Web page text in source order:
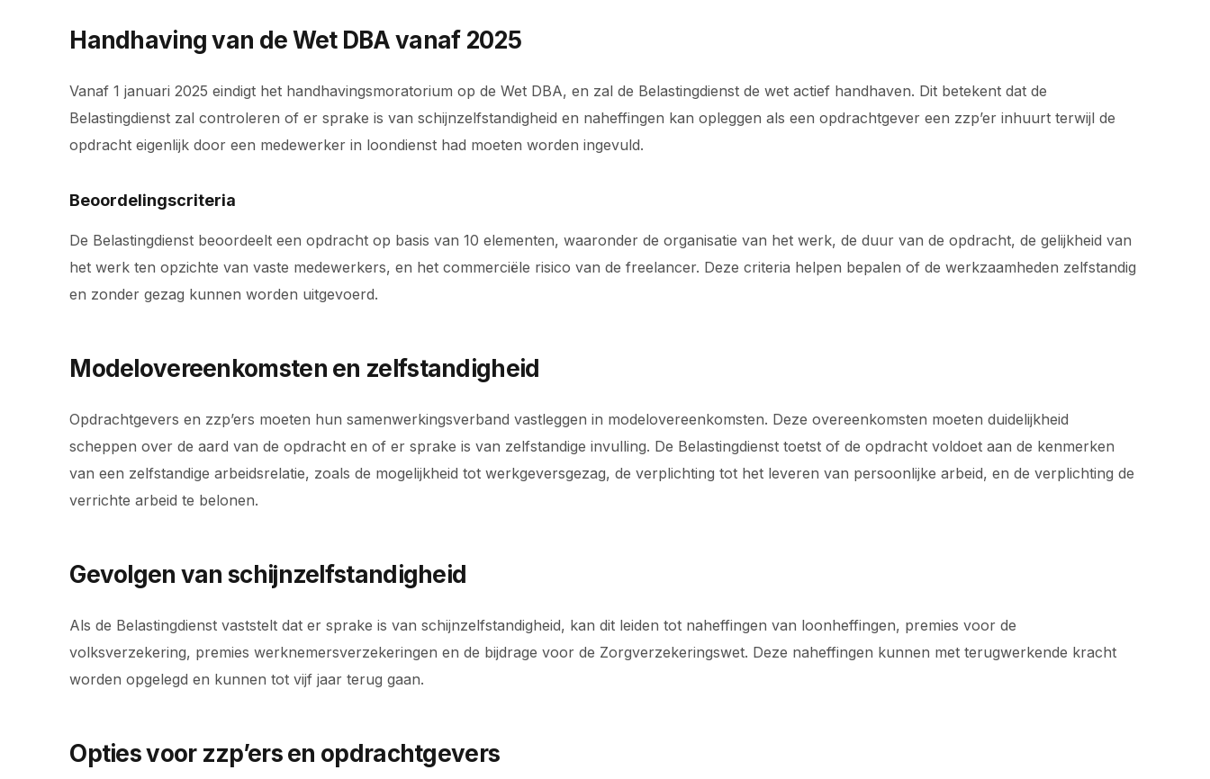
Handhaving van de Wet DBA vanaf 2025
Vanaf 1 januari 2025 eindigt het handhavingsmoratorium op de Wet DBA, en zal de Belastingdienst de wet actief handhaven. Dit betekent dat de
Belastingdienst zal controleren of er sprake is van schijnzelfstandigheid en naheffingen kan opleggen als een opdrachtgever een zzp’er inhuurt terwijl de
opdracht eigenlijk door een medewerker in loondienst had moeten worden ingevuld.
Beoordelingscriteria
De Belastingdienst beoordeelt een opdracht op basis van 10 elementen, waaronder de organisatie van het werk, de duur van de opdracht, de gelijkheid van
het werk ten opzichte van vaste medewerkers, en het commerciële risico van de freelancer. Deze criteria helpen bepalen of de werkzaamheden zelfstandig
en zonder gezag kunnen worden uitgevoerd.
Modelovereenkomsten en zelfstandigheid
Opdrachtgevers en zzp’ers moeten hun samenwerkingsverband vastleggen in modelovereenkomsten. Deze overeenkomsten moeten duidelijkheid
scheppen over de aard van de opdracht en of er sprake is van zelfstandige invulling. De Belastingdienst toetst of de opdracht voldoet aan de kenmerken
van een zelfstandige arbeidsrelatie, zoals de mogelijkheid tot werkgeversgezag, de verplichting tot het leveren van persoonlijke arbeid, en de verplichting de
verrichte arbeid te belonen.
Gevolgen van schijnzelfstandigheid
Als de Belastingdienst vaststelt dat er sprake is van schijnzelfstandigheid, kan dit leiden tot naheffingen van loonheffingen, premies voor de
volksverzekering, premies werknemersverzekeringen en de bijdrage voor de Zorgverzekeringswet. Deze naheffingen kunnen met terugwerkende kracht
worden opgelegd en kunnen tot vijf jaar terug gaan.
Opties voor zzp’ers en opdrachtgevers